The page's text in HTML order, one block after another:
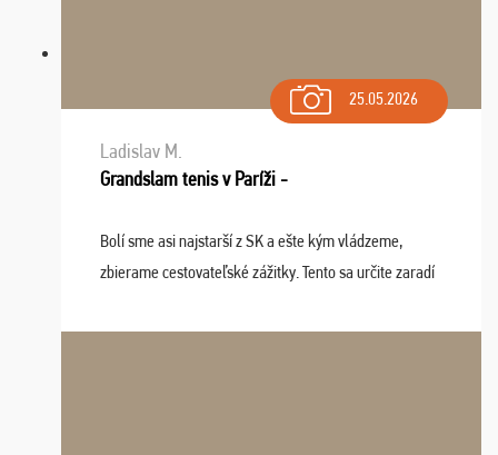
25.05.2026
Ladislav M.
Grandslam tenis v Paríži -
Bolí sme asi najstarší z SK a ešte kým vládzeme,
zbierame cestovateľské zážitky. Tento sa určite zaradí
osudu - pohodový šefík Meďo, dobrá parti ...